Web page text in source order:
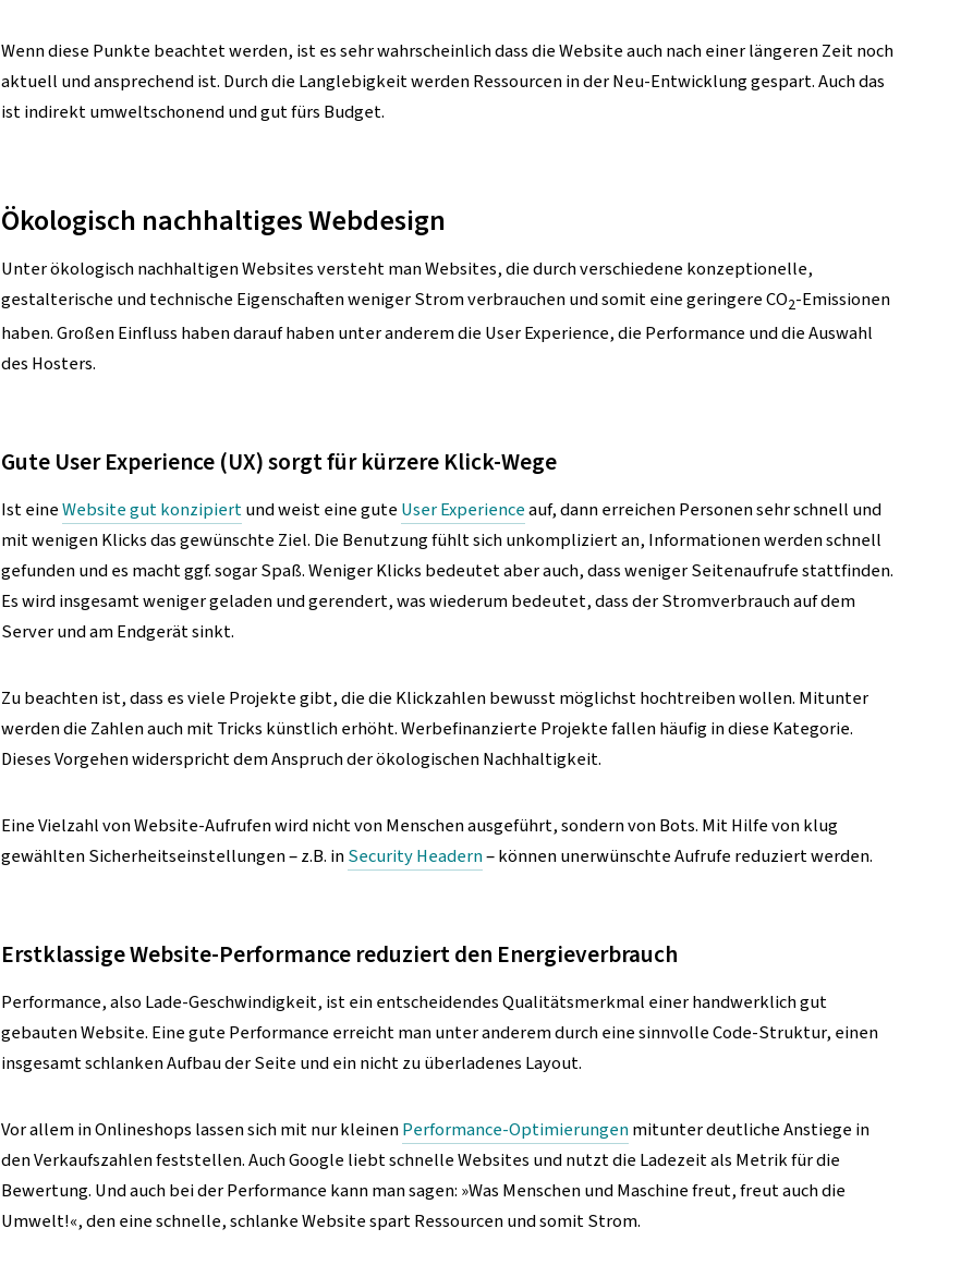
Wenn diese Punkte beachtet werden, ist es sehr wahrscheinlich dass die Website auch nach einer längeren Zeit noch
aktuell und ansprechend ist. Durch die Langlebigkeit werden Ressourcen in der Neu-Entwicklung gespart. Auch das
ist indirekt umweltschonend und gut fürs Budget.
Ökologisch nachhaltiges Webdesign
Unter ökologisch nachhaltigen Websites versteht man Websites, die durch verschiedene konzeptionelle,
gestalterische und technische Eigenschaften weniger Strom verbrauchen und somit eine geringere CO2-Emissionen
haben. Großen Einfluss haben darauf haben unter anderem die User Experience, die Performance und die Auswahl
des Hosters.
Gute User Experience (UX) sorgt für kürzere Klick-Wege
Ist eineWebsite gut konzipiertund weist eine gute User Experienceauf, dann erreichen Personen sehr schnell und
mit wenigen Klicks das gewünschte Ziel. Die Benutzung fühlt sich unkompliziert an, Informationen werden schnell
gefunden und es macht ggf. sogar Spaß. Weniger Klicks bedeutet aber auch, dass weniger Seitenaufrufe stattfinden.
Es wird insgesamt weniger geladen und gerendert, was wiederum bedeutet, dass der Stromverbrauch auf dem
Server und am Endgerät sinkt.
Zu beachten ist, dass es viele Projekte gibt, die die Klickzahlen bewusst möglichst hochtreiben wollen. Mitunter
werden die Zahlen auch mit Tricks künstlich erhöht. Werbefinanzierte Projekte fallen häufig in diese Kategorie.
Dieses Vorgehen widerspricht dem Anspruch der ökologischen Nachhaltigkeit.
Eine Vielzahl von Website-Aufrufen wird nicht von Menschen ausgeführt, sondern von Bots. Mit Hilfe von klug
gewählten Sicherheitseinstellungen – z.B. inSecurity Headern– können unerwünschte Aufrufe reduziert werden.
Erstklassige Website-Performance reduziert den Energieverbrauch
Performance, also Lade-Geschwindigkeit, ist ein entscheidendes Qualitätsmerkmal einer handwerklich gut
gebauten Website. Eine gute Performance erreicht man unter anderem durch eine sinnvolle Code-Struktur, einen
insgesamt schlanken Aufbau der Seite und ein nicht zu überladenes Layout.
Vor allem in Onlineshops lassen sich mit nur kleinenPerformance-Optimierungenmitunter deutliche Anstiege in
den Verkaufszahlen feststellen. Auch Google liebt schnelle Websites und nutzt die Ladezeit als Metrik für die
Bewertung. Und auch bei der Performance kann man sagen: »Was Menschen und Maschine freut, freut auch die
Umwelt!«, den eine schnelle, schlanke Website spart Ressourcen und somit Strom.